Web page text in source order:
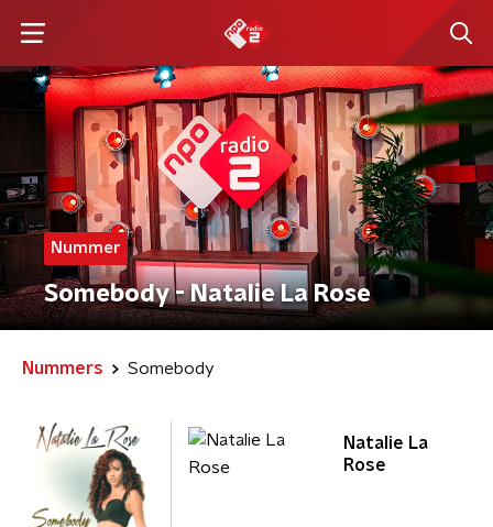
Nummer
Somebody - Natalie La Rose
Nummers Somebody
Natalie La
Rose